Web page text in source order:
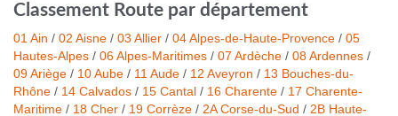
Classement Route par département
01 Ain / 02 Aisne / 03 Allier / 04 Alpes-de-Haute-Provence / 05
Hautes-Alpes / 06 Alpes-Maritimes / 07 Ardèche / 08 Ardennes /
09 Ariège / 10 Aube / 11 Aude / 12 Aveyron / 13 Bouches-du-
Rhône / 14 Calvados / 15 Cantal / 16 Charente / 17 Charente-
Maritime / 18 Cher / 19 Corrèze / 2A Corse-du-Sud / 2B Haute-